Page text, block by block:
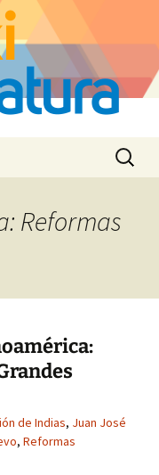
Buscar:
Reformas
de Indias, Juan José
, Reformas